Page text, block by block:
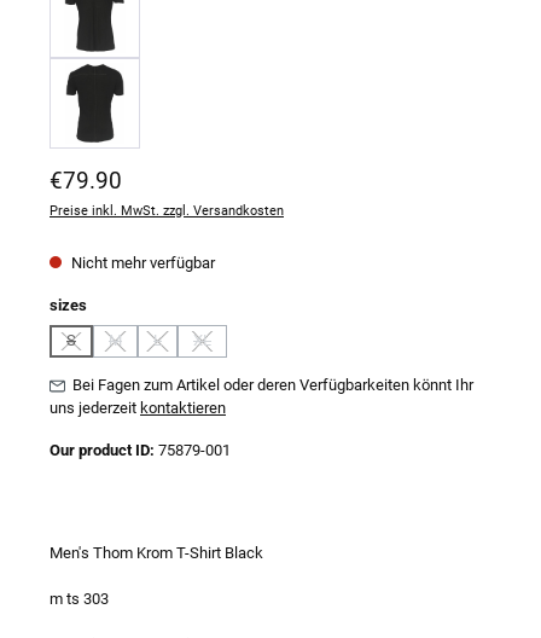
Regulärer Preis:
€79.90
Preise inkl. MwSt. zzgl. Versandkosten
Nicht mehr verfügbar
sizesauswählen
S
(Diese Option ist zurzeit nicht verfügbar.)
M
(Diese Option ist zurzeit nicht verfügbar.)
L
(Diese Option ist zurzeit nicht verfügbar.)
XL
(Diese Option ist zurzeit nicht verfügbar.)
Bei Fagen zum Artikel oder deren Verfügbarkeiten könnt Ihr
uns jederzeit kontaktieren
Our product ID: 75879-001
Men's Thom Krom T-Shirt Black
m ts 303